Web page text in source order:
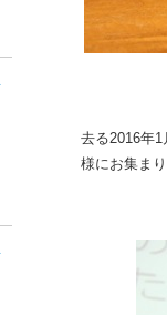
去る2016年
様にお集ま